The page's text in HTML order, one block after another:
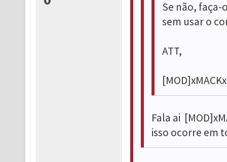
Se não, faça-
sem usar o
ATT,
[MOD]xMACKx
Fala ai
isso ocorre em